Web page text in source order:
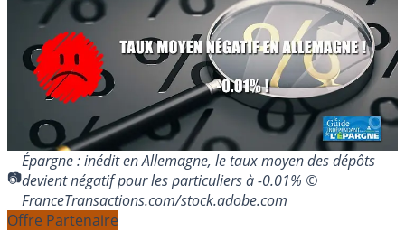
Épargne : inédit en Allemagne, le taux moyen des dépôts
devient négatif pour les particuliers à -0.01% ©
FranceTransactions.com/stock.adobe.com
Offre Partenaire